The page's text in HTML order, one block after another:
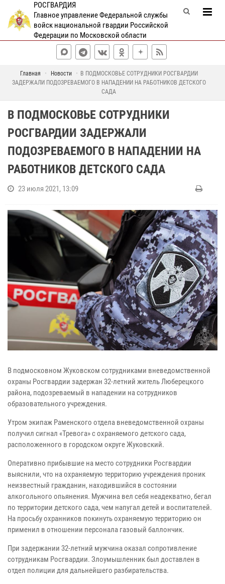
РОСГВАРДИЯ
Главное управление Федеральной службы
войск национальной гвардии Российской
Федерации по Московской области
Главная Новости
В ПОДМОСКОВЬЕ СОТРУДНИКИ РОСГВАРДИИ
ЗАДЕРЖАЛИ ПОДОЗРЕВАЕМОГО В НАПАДЕНИИ НА РАБОТНИКОВ ДЕТСКОГО
САДА
В ПОДМОСКОВЬЕ СОТРУДНИКИ
РОСГВАРДИИ ЗАДЕРЖАЛИ
ПОДОЗРЕВАЕМОГО В НАПАДЕНИИ НА
РАБОТНИКОВ ДЕТСКОГО САДА
23 июля 2021, 13:09
В подмосковном Жуковском сотрудниками вневедомственной
охраны Росгвардии задержан 32-летний житель Люберецкого
района, подозреваемый в нападении на сотрудников
образовательного учреждения.
Утром экипаж Раменского отдела вневедомственной охраны
получил сигнал «Тревога» с охраняемого детского сада,
расположенного в городском округе Жуковский.
Оперативно прибывшие на место сотрудники Росгвардии
выяснили, что на охраняемую территорию учреждения проник
неизвестный гражданин, находившийся в состоянии
алкогольного опьянения. Мужчина вел себя неадекватно, бегал
по территории детского сада, чем напугал детей и воспитателей.
На просьбу охранников покинуть охраняемую территорию он
применил в отношении персонала газовый баллончик.
При задержании 32-летний мужчина оказал сопротивление
сотрудникам Росгвардии. Злоумышленник был доставлен в
отдел полиции для дальнейшего разбирательства.